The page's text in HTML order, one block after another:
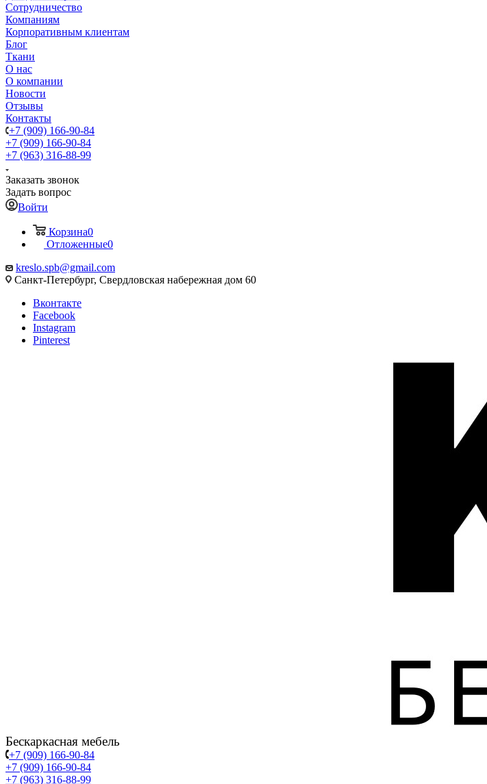
Сотрудничество
Компаниям
Корпоративным клиентам
Блог
Ткани
О нас
О компании
Новости
Отзывы
Контакты
+7 (909) 166-90-84
+7 (909) 166-90-84
+7 (963) 316-88-99
Заказать звонок
Задать вопрос
Войти
Корзина0
Отложенные0
kreslo.spb@gmail.com
Санкт-Петербург, Свердловская набережная дом 60
Вконтакте
Facebook
Instagram
Pinterest
Бескаркасная мебель
+7 (909) 166-90-84
+7 (909) 166-90-84
+7 (963) 316-88-99